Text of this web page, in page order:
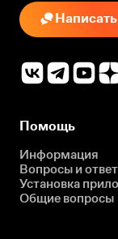
Написать
Помощь
Информация
Вопросы и
Установка
Общие вопросы